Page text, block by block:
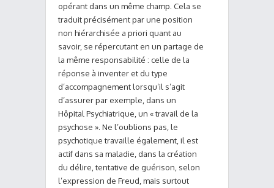
opérant dans un même champ. Cela se
traduit précisément par une position
non hiérarchisée a priori quant au
savoir, se répercutant en un partage de
la même responsabilité : celle de la
réponse à inventer et du type
d’accompagnement lorsqu’il s’agit
d’assurer par exemple, dans un
Hôpital Psychiatrique, un « travail de la
psychose ». Ne l’oublions pas, le
psychotique travaille également, il est
actif dans sa maladie, dans la création
du délire, tentative de guérison, selon
l’expression de Freud, mais surtout